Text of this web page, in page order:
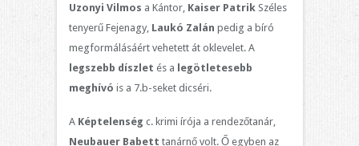
Uzonyi Vilmos a Kántor, Kaiser PatrikSzéles
tenyerű Fejenagy, Laukó Zalán pedig a bíró
megformálásáért vehetett át oklevelet. A
legszebb díszlet és a legötletesebb
meghívó is a 7.b-seket dicséri.
A Képtelenség c. krimi írója a rendezőtanár,
Neubauer Babett tanárnő volt. Ő egyben az